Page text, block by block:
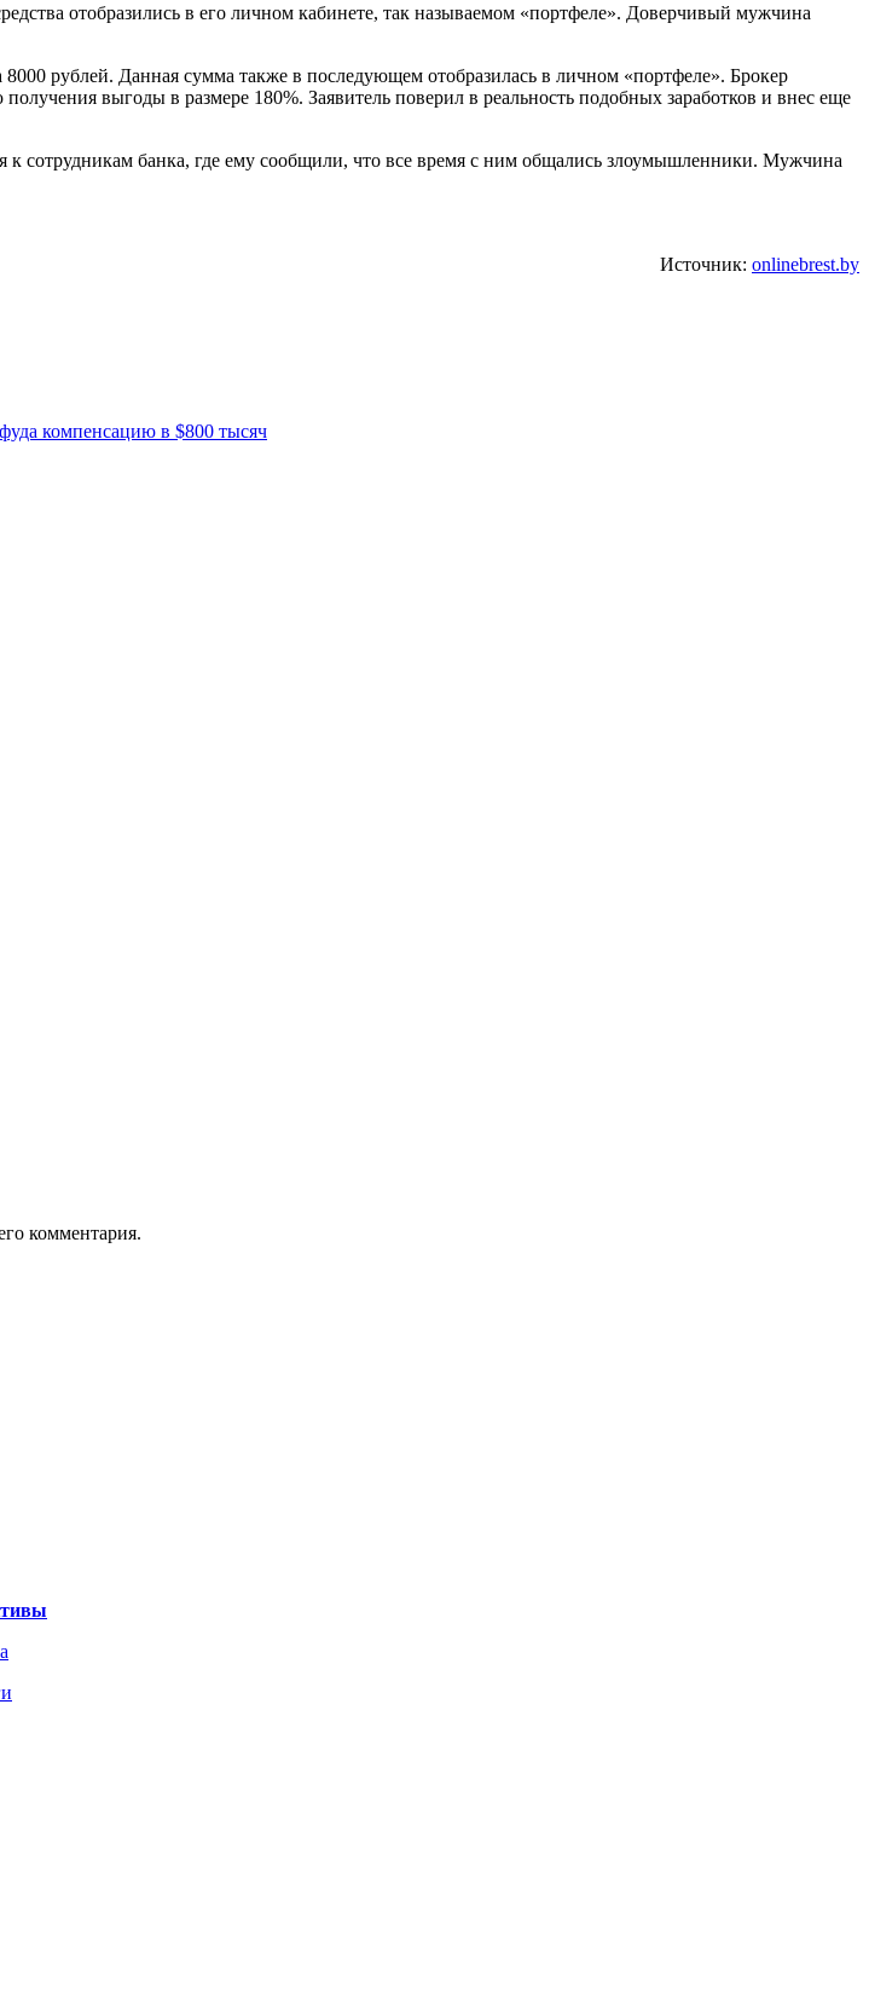
отобразились в его личном кабинете, так называемом «портфеле». Доверчивый мужчина
рублей. Данная сумма также в последующем отобразилась в личном «портфеле». Брокер
выгоды в размере 180%. Заявитель поверил в реальность подобных заработков и внес еще
сотрудникам банка, где ему сообщили, что все время с ним общались злоумышленники. Мужчина
Источник: onlinebrest.by
компенсацию в $800 тысяч
комментария.